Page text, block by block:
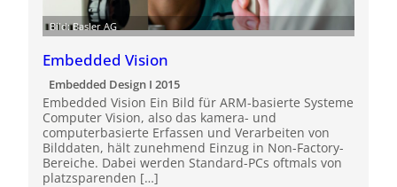
Bild: Basler AG
Embedded Vision
Embedded Design I 2015
Embedded Vision Ein Bild für ARM-basierte Systeme
Computer Vision, also das kamera- und
computerbasierte Erfassen und Verarbeiten von
Bilddaten, hält zunehmend Einzug in Non-Factory-
Bereiche. Dabei werden Standard-PCs oftmals von
platzsparenden […]